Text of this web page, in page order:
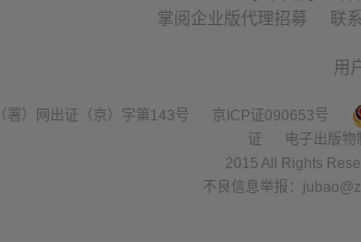
掌阅企业版代理招募
联
用
（署）网出证（京）字第143号
京ICP证090653号
证
电子出版
2015 All Rights
不良信息举报：